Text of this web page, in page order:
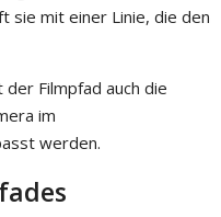
sie mit einer Linie, die den
Filmpfad auch die
im
werden.